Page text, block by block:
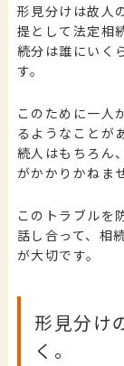
形見分けは故人
提として法定相
続分は誰にいく
す。
このために一人
るようなことが
続人はもちろん
がかかりかねま
このトラブルを
話し合って、相
が大切です。
形見分け
く。